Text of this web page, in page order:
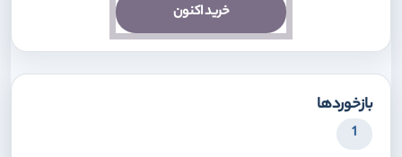
خرید اکنون
بازخوردها
1